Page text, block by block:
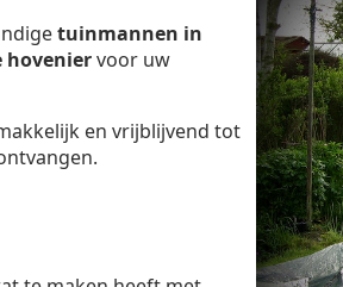
tuinmannen in
hoveniervoor uw
en vrijblijvend tot